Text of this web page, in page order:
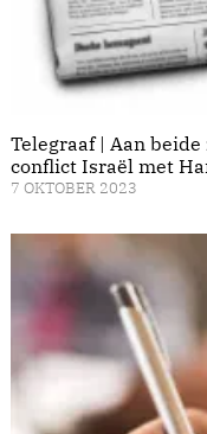
Telegraaf | Aan
conflict Israël met
7 OKTOBER 2023